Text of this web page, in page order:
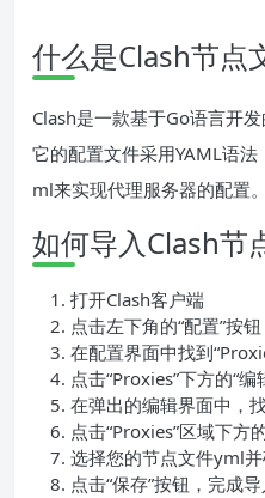
什么是Clash节点
Clash是一款基于Go语言开
它的配置文件采用YAML语
ml来实现代理服务器的配置。
如何导入Clash节
打开Clash客户端
点击左下角的“配置”按钮
在配置界面中找到
点击“Proxies”下方的“编
在弹出的编辑界面中，
点击“Proxies”区域下方
选择您的节点文件yml
点击“保存”按钮，完成导